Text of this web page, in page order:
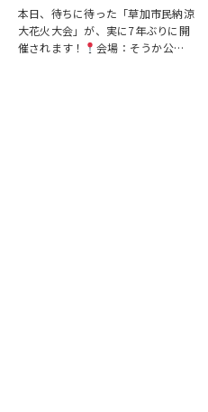
本日、待ちに待った「草加市民納涼
大花火大会」が、実に7年ぶりに開
催されます！
会場：そうか公園